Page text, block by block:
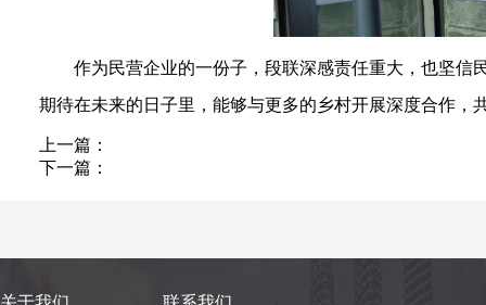
作为民营企业的一份子，段联深感责任重大，也坚信
期待在未来的日子里，能够与更多的乡村开展深度合作，
上一篇：
下一篇：